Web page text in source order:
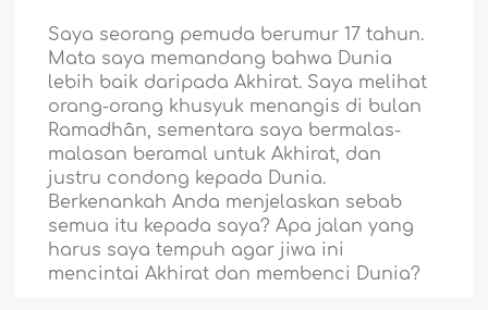
Saya seorang pemuda berumur 17 tahun.
Mata saya memandang bahwa Dunia
lebih baik daripada Akhirat. Saya melihat
orang-orang khusyuk menangis di bulan
Ramadhân, sementara saya bermalas-
malasan beramal untuk Akhirat, dan
justru condong kepada Dunia.
Berkenankah Anda menjelaskan sebab
semua itu kepada saya? Apa jalan yang
harus saya tempuh agar jiwa ini
mencintai Akhirat dan membenci Dunia?